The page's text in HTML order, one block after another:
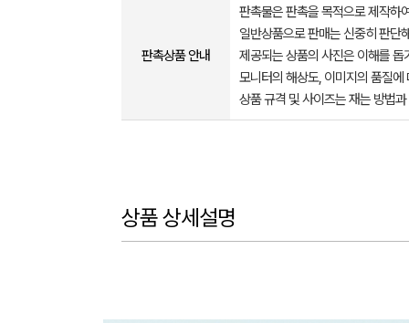
판촉상품 안내
판촉물은 판촉을 목적으로 제작하
일반상품으로 판매는 신중히 판단
제공되는 상품의 사진은 이해를
모니터의 해상도, 이미지의 품질
상품 규격 및 사이즈는 재는 방법
상품 상세설명